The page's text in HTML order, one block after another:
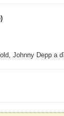
Johnny Depp a